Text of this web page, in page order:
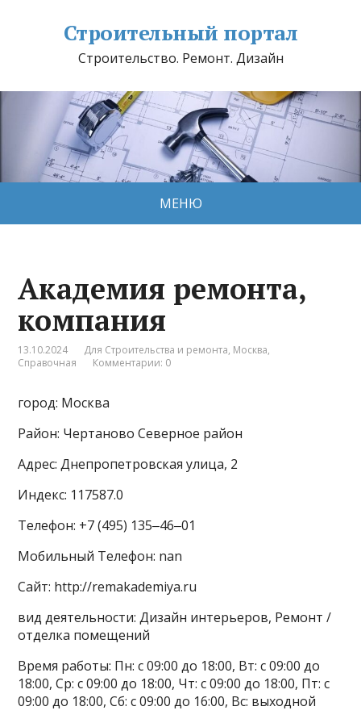
Строительный портал
Строительство. Ремонт. Дизайн
МЕНЮ
Академия ремонта,
компания
13.10.2024 Для Строительства и ремонта, Москва,
Справочная
Комментарии: 0
город: Москва
Район: Чертаново Северное район
Адрес: Днепропетровская улица, 2
Индекс: 117587.0
Телефон: +7 (495) 135‒46‒01
Мобильный Телефон: nan
Сайт: http://remakademiya.ru
вид деятельности: Дизайн интерьеров, Ремонт /
отделка помещений
Время работы: Пн: с 09:00 до 18:00, Вт: с 09:00 до
18:00, Ср: с 09:00 до 18:00, Чт: с 09:00 до 18:00, Пт: с
09:00 до 18:00, Сб: с 09:00 до 16:00, Вс: выходной